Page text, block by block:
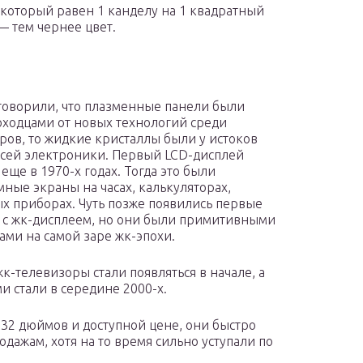
равен 1 канделу на 1 квадратный
тем чернее цвет.
что плазменные панели были
от новых технологий среди
то жидкие кристаллы были у истоков
электроники. Первый LCD-дисплей
в 1970-х годах. Тогда это были
экраны на часах, калькуляторах,
приборах. Чуть позже появились первые
с жк-дисплеем, но они были примитивными
на самой заре жк-эпохи.
телевизоры стали появляться в начале, а
стали в середине 2000-х.
дюймов и доступной цене, они быстро
хотя на то время сильно уступали по